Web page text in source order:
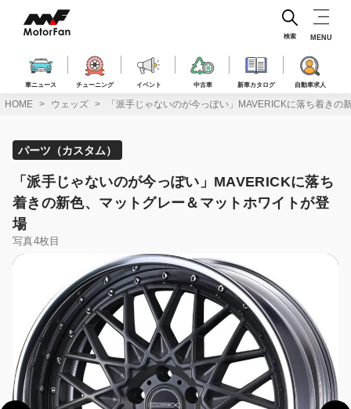
ス
車ニュース チューニング イベント 中古車 新車カタログ 自動車求人
検索 MENU
HOME ウェッズ 「派手じゃないのが今っぽい」MAVERICKに落ち着き
パーツ（カスタム）
「派手じゃないのが今っぽい」MAVERICKに落ち
着きの新色、マットグレー＆マットホワイトが登
場
写真4枚目